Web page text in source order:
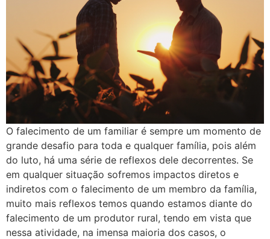
O falecimento de um familiar é sempre um momento de
grande desafio para toda e qualquer família, pois além
do luto, há uma série de reflexos dele decorrentes. Se
em qualquer situação sofremos impactos diretos e
indiretos com o falecimento de um membro da família,
muito mais reflexos temos quando estamos diante do
falecimento de um produtor rural, tendo em vista que
nessa atividade, na imensa maioria dos casos, o